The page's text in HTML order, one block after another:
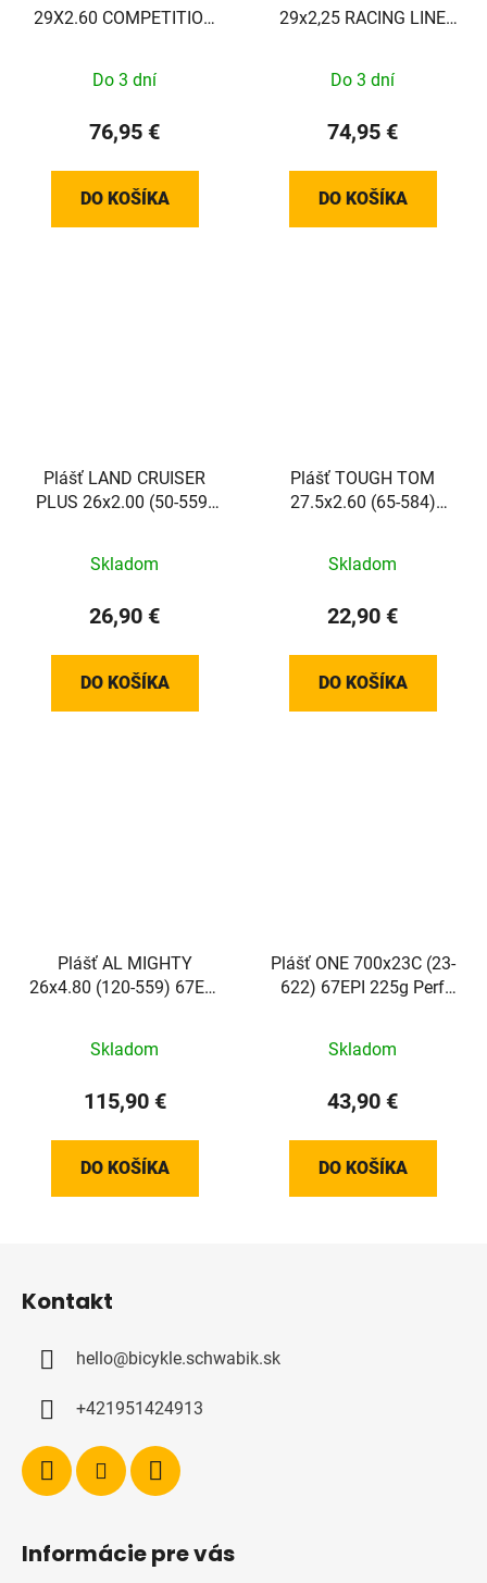
29X2.60 COMPETITION
Do 3 dní
76,95 €
DO KOŠÍKA
29x2,25 RACING LINE
Do 3 dní
74,95 €
DO KOŠÍKA
Plášť LAND CRUISER
PLUS 26x2.00 (50-559)
reflex
Skladom
26,90 €
DO KOŠÍKA
Plášť TOUGH TOM
27.5x2.60 (65-584)
Skladom
22,90 €
DO KOŠÍKA
Plášť AL MIGHTY
26x4.80 (120-559) 67EPI
skladací
Skladom
115,90 €
DO KOŠÍKA
Plášť ONE 700x23C (23-
622) 67EPI 225g Perf
Skladom
43,90 €
DO KOŠÍKA
Kontakt
hello@bicykle.schwabik.sk
+421951424913
Informácie pre vás